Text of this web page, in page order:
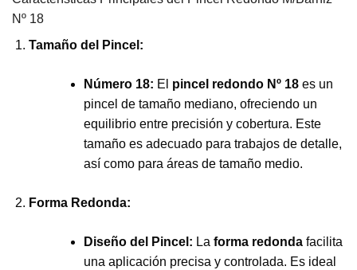
Nº 18
Tamaño del Pincel:
Número 18: El pincel redondo Nº 18es un
pincel de tamaño mediano, ofreciendo un
equilibrio entre precisión y cobertura. Este
tamaño es adecuado para trabajos de detalle,
así como para áreas de tamaño medio.
Forma Redonda:
Diseño del Pincel: La forma redondafacilita
una aplicación precisa y controlada. Es ideal